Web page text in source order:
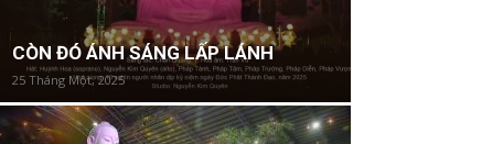
CÒN ĐÓ ÁNH SÁNG LẤP LÁNH
25 Tháng Một, 2025